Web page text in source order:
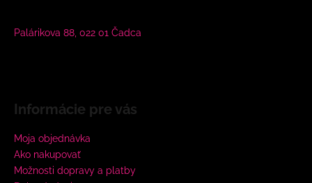
Palárikova 88, 022 01 Čadca
Informácie pre vás
Moja objednávka
Ako nakupovať
Možnosti dopravy a platby